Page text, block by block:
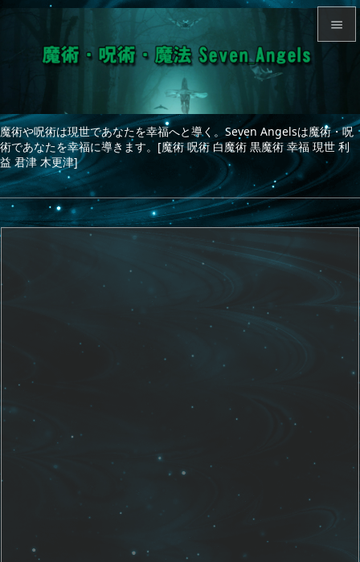
魔術や呪術は現世であなたを幸福へと導く。Seven Angelsは魔術・呪
術であなたを幸福に導きます。[魔術 呪術 白魔術 黒魔術 幸福 現世 利
益 君津 木更津]

サイド


次へ
